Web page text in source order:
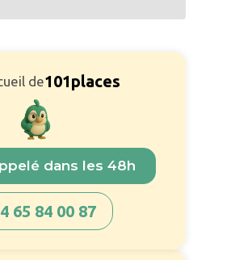
de101places
dans les 48h
65 84 00 87